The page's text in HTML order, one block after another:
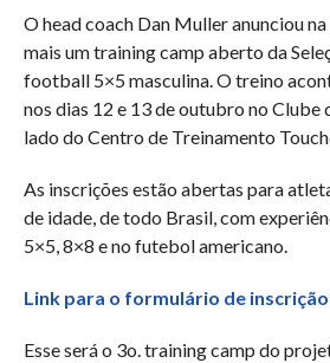
O head coach Dan Muller anunciou
mais um training camp aberto da
football 5×5 masculina. O treino
nos dias 12 e 13 de outubro no Clube
lado do Centro de Treinamento
As inscrições estão abertas para
de idade, de todo Brasil, com
5×5, 8×8 e no futebol americano.
Link para o formulário de inscrição
Esse será o 3o. training camp do